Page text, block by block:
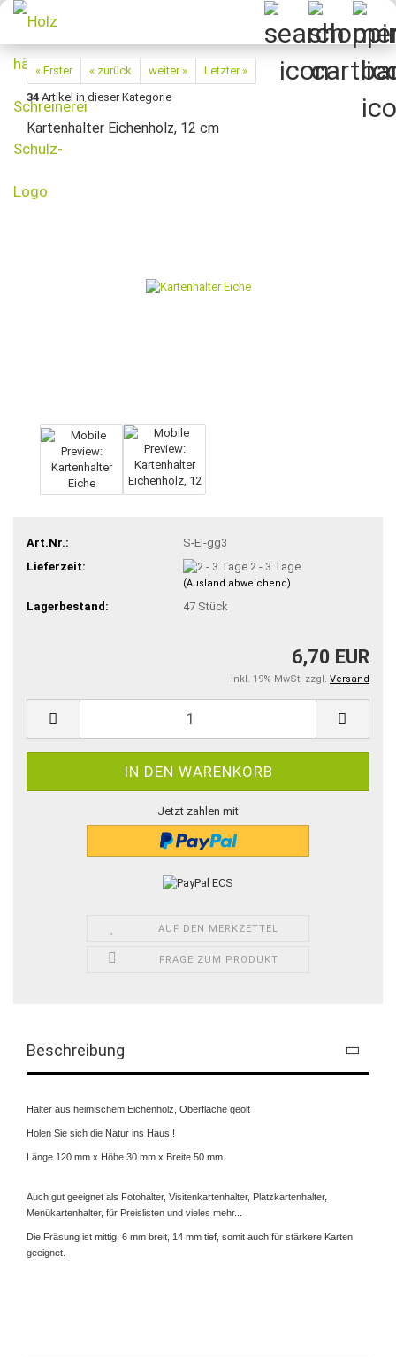
« Erster « zurück weiter »
Letzter »
34 Artikel in dieser Kategorie
Kartenhalter Eichenholz, 12 cm
Art.Nr.:
S-EI-gg3
Lieferzeit:
2 - 3 Tage
(Ausland abweichend)
Lagerbestand: 47 Stück
6,70 EUR
inkl. 19% MwSt. zzgl. Versand
Jetzt zahlen mit
AUF DEN MERKZETTEL
FRAGE ZUM PRODUKT
Beschreibung
Halter aus heimischem Eichenholz, Oberfläche geölt
Holen Sie sich die Natur ins Haus !
Länge 120 mm x Höhe 30 mm x Breite 50 mm.
Auch gut geeignet als Fotohalter, Visitenkartenhalter, Platzkartenhalter,
Menükartenhalter, für Preislisten und vieles mehr...
Die Fräsung ist mittig, 6 mm breit, 14 mm tief, somit auch für stärkere Karten
geeignet.